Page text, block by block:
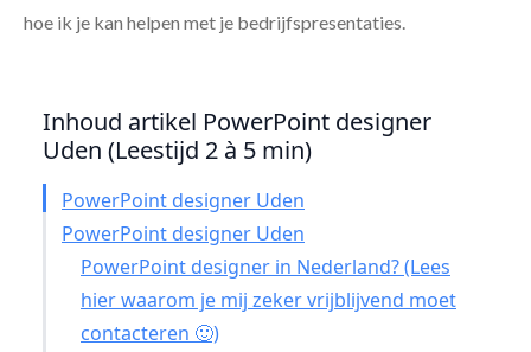
hoe ik je kan helpen met je bedrijfspresentaties.
Inhoud artikel PowerPoint designer
Uden (Leestijd 2 à 5 min)
PowerPoint designer Uden
PowerPoint designer Uden
PowerPoint designer in Nederland? (Lees
hier waarom je mij zeker vrijblijvend moet
contacteren 🙂)